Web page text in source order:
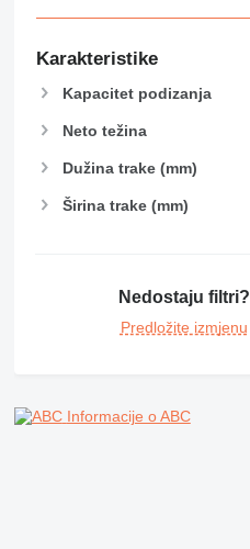
Karakteristike
Kapacitet podizanja
Neto težina
Dužina trake (mm)
Širina trake (mm)
Nedostaju filtri?
Predložite izmjenu
Informacije o ABC